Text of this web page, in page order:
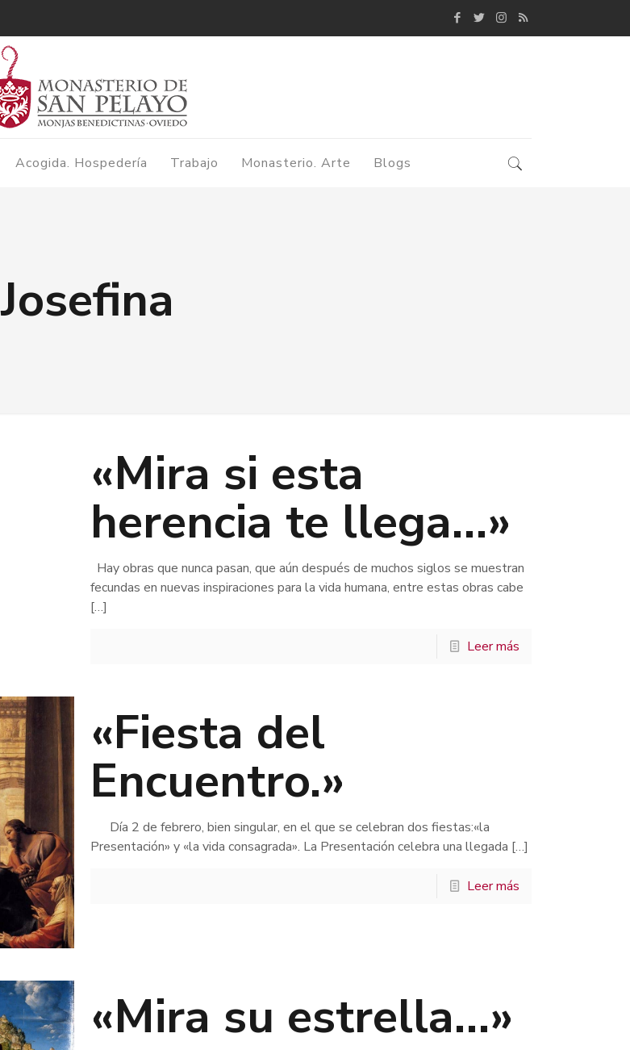
Acogida. Hospedería Trabajo Monasterio. Arte Blogs
Josefina
«Mira si esta
herencia te llega…»
Hay obras que nunca pasan, que aún después de muchos siglos se muestran
fecundas en nuevas inspiraciones para la vida humana, entre estas obras cabe
[…]
Leer más
«Fiesta del
Encuentro.»
Día 2 de febrero, bien singular, en el que se celebran dos fiestas:«la
Presentación» y «la vida consagrada». La Presentación celebra una llegada […]
Leer más
«Mira su estrella…»